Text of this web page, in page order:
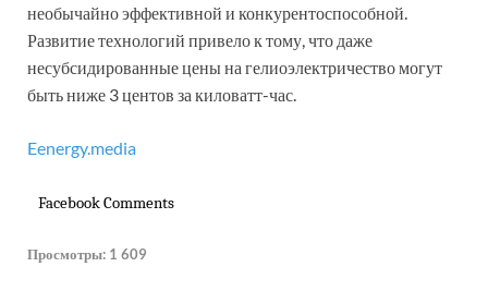
необычайно эффективной и конкурентоспособной.
Развитие технологий привело к тому, что даже
несубсидированные цены на гелиоэлектричество могут
быть ниже 3 центов за киловатт-час.
Eenergy.media
Facebook Comments
Просмотры: 1 609